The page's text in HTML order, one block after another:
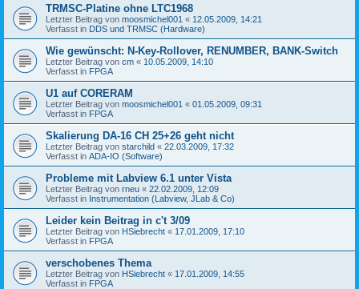
TRMSC-Platine ohne LTC1968
Letzter Beitrag von moosmichel001 « 12.05.2009, 14:21
Verfasst in DDS und TRMSC (Hardware)
Wie gewünscht: N-Key-Rollover, RENUMBER, BANK-Switch
Letzter Beitrag von cm « 10.05.2009, 14:10
Verfasst in FPGA
U1 auf CORERAM
Letzter Beitrag von moosmichel001 « 01.05.2009, 09:31
Verfasst in FPGA
Skalierung DA-16 CH 25+26 geht nicht
Letzter Beitrag von starchild « 22.03.2009, 17:32
Verfasst in ADA-IO (Software)
Probleme mit Labview 6.1 unter Vista
Letzter Beitrag von rneu « 22.02.2009, 12:09
Verfasst in Instrumentation (Labview, JLab & Co)
Leider kein Beitrag in c't 3/09
Letzter Beitrag von HSiebrecht « 17.01.2009, 17:10
Verfasst in FPGA
verschobenes Thema
Letzter Beitrag von HSiebrecht « 17.01.2009, 14:55
Verfasst in FPGA